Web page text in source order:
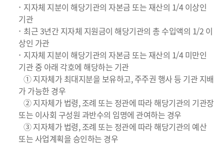
지자체 지분이 해당기관의 자본금 또는 재산의 1/4 이상인
기관
최근 3년간 지자체 지원금이 해당기관의 총 수입액의 1/2 이
상인 가관
지자체 지분이 해당기관의 자본금 또는 재산의 1/4 미만인
기관 중 아래 각호에 해당하는 기관
① 지자체가 최대지분을 보유하고, 주주권 행사 등 기관 지배
가 가능한 경우
② 지자체가 법령, 조례 또는 정관에 따라 해당기관의 기관장
또는 이사회 구성원 과반수의 임명에 관여하는 경우
③ 지자체가 법령, 조례 또는 정관에 따라 해당기관의 예산
또는 사업계획을 승인하는 경우